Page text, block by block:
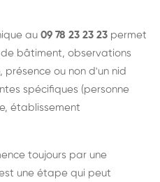
au 09 78 23 23 23 permet
bâtiment, observations
ou non d'un nid
spécifiques (personne
établissement
toujours par une
une étape qui peut